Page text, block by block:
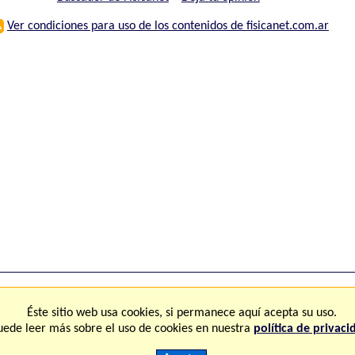
Ver condiciones para uso de los contenidos de fisicanet.com.ar
Copyright © 2.000-2.028 Fisicanet ® Todos los derechos reservados
Éste sitio web usa cookies, si permanece aquí acepta su uso.
leer más sobre el uso de cookies en nuestra política de